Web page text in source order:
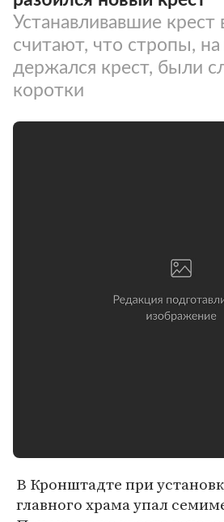
Устанавливавшие крест
считают, что стропы,
держался крест, были
коротки
В Кронштадте при
главного храма упал